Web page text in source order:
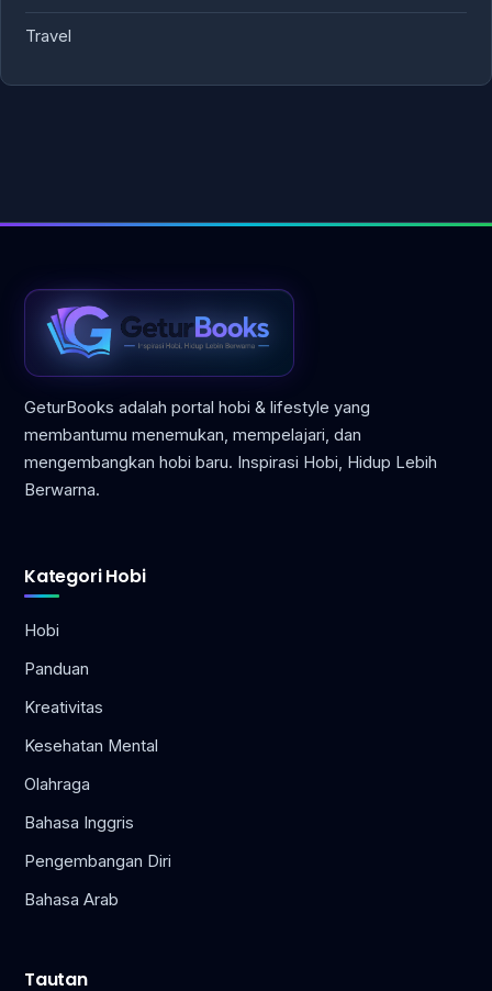
Travel
GeturBooks adalah portal hobi & lifestyle yang
membantumu menemukan, mempelajari, dan
mengembangkan hobi baru. Inspirasi Hobi, Hidup Lebih
Berwarna.
Kategori Hobi
Hobi
Panduan
Kreativitas
Kesehatan Mental
Olahraga
Bahasa Inggris
Pengembangan Diri
Bahasa Arab
Tautan